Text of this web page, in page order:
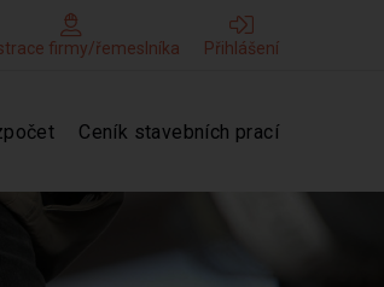
firmy/řemeslníka Přihlášení
Ceník stavebních prací